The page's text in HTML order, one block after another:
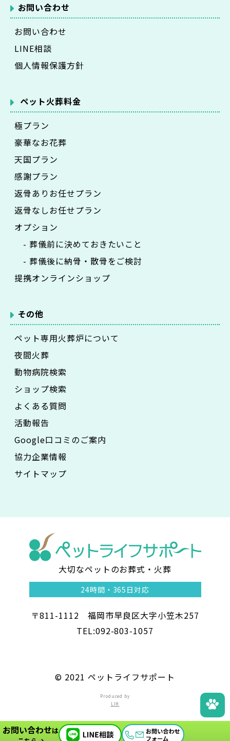
お問い合わせ
お問い合わせ
LINE相談
個人情報保護方針
ペット火葬料金
極プラン
豪華なお花葬
天国プラン
感謝プラン
返骨ありお任せプラン
返骨なしお任せプラン
オプション
- 葬儀前に決めておきたいこと
- 葬儀後に納骨・散骨をご検討
提携オンラインショップ
その他
ペット専用火葬炉について
夜間火葬
動物病院検索
ショップ検索
よくある質問
活動報告
Google口コミのご案内
協力企業情報
サイトマップ
ッ
ト
ポ
大切なペットのお葬式・火葬
24時間・ 365日対応
〒811-1112 福岡市早良区大字小笠木257
TEL:092-803-1057
©︎ 2021 ペットライフサポート
Produced by
LIH
お問い合わせは